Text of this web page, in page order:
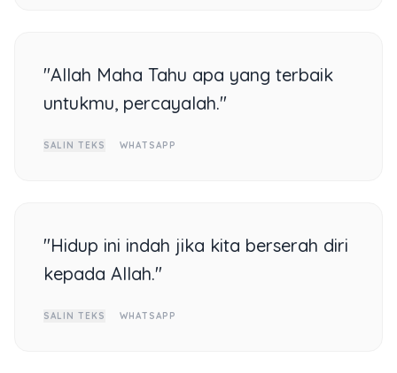
"Allah Maha Tahu apa yang terbaik
untukmu, percayalah."
SALIN TEKS WHATSAPP
"Hidup ini indah jika kita berserah diri
kepada Allah."
SALIN TEKS WHATSAPP